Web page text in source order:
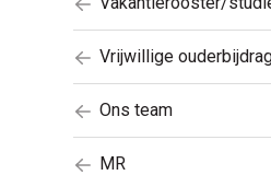
Vrijwillige
Ons team
MR